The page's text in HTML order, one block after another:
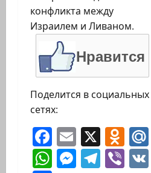
конфликта между
Израилем и Ливаном.
Нравится
Поделится в социальных
сетях:
Facebook
Email
X
WhatsApp